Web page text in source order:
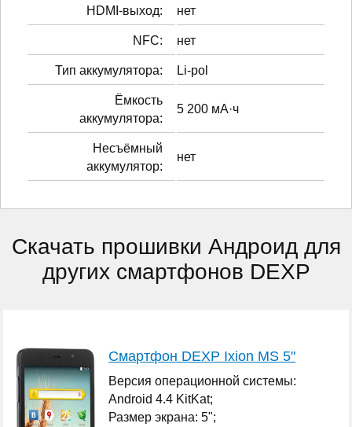
HDMI-выход: нет
NFC: нет
Тип аккумулятора: Li-pol
Ёмкость
аккумулятора:
5 200 мА·ч
Несъёмный
аккумулятор:
нет
Скачать прошивки Андроид для
других смартфонов DEXP
Смартфон DEXP Ixion MS 5"
Версия операционной системы:
Android 4.4 KitKat;
Размер экрана: 5";